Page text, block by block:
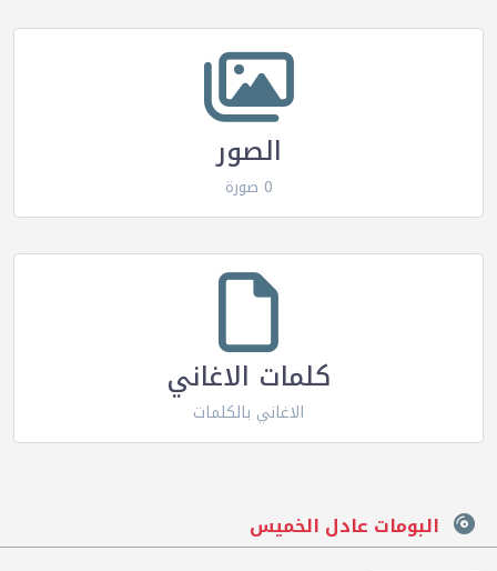
الصور
0 صورة
كلمات الاغاني
الاغاني بالكلمات
البومات عادل الخميس